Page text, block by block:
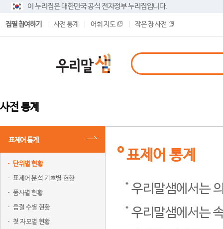
이 누리집은 대한민국 공식 전자정부 누리집입니다.
집필 참여하기 사전 통계 어휘 지도 작은 창 사전
사전 통계
표제어 통계
단위별 현황
표제어 분석 기호별 현황
품사별 현황
음절 수별 현황
첫 자모별 현황
표제어 통계
우리말샘에서는
우리말샘에서는